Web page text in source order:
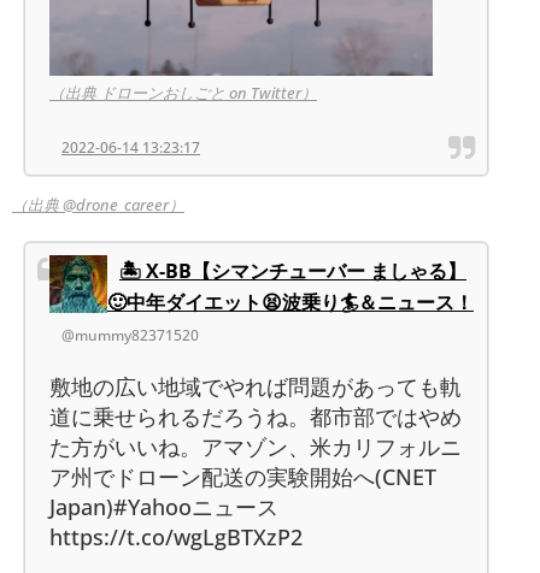
（出典 ドローンおしごと on Twitter）
2022-06-14 13:23:17
（出典 @drone_career）
🏝 X-BB【シマンチューバー ましゃる】
🙂中年ダイエット😫波乗り🏄＆ニュース！
@mummy82371520
敷地の広い地域でやれば問題があっても軌
道に乗せられるだろうね。都市部ではやめ
た方がいいね。アマゾン、米カリフォルニ
ア州でドローン配送の実験開始へ(CNET
Japan)#Yahooニュース
https://t.co/wgLgBTXzP2